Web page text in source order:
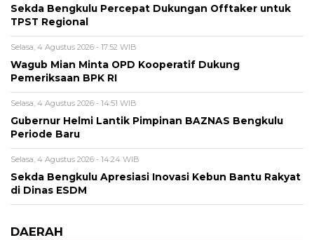
Sekda Bengkulu Percepat Dukungan Offtaker untuk
TPST Regional
Selasa, 4 Agustus 2026 - 17:52 WIB
Wagub Mian Minta OPD Kooperatif Dukung
Pemeriksaan BPK RI
Selasa, 4 Agustus 2026 - 14:51 WIB
Gubernur Helmi Lantik Pimpinan BAZNAS Bengkulu
Periode Baru
Selasa, 4 Agustus 2026 - 14:24 WIB
Sekda Bengkulu Apresiasi Inovasi Kebun Bantu Rakyat
di Dinas ESDM
DAERAH